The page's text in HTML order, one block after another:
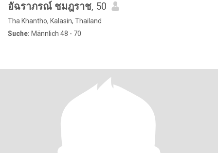
อัฉราภรณ์ ชมฎราช, 50
Tha Khantho, Kalasin, Thailand
Suche: Männlich 48 - 70